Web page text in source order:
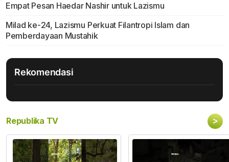
Empat Pesan Haedar Nashir untuk Lazismu
Milad ke-24, Lazismu Perkuat Filantropi Islam dan
Pemberdayaan Mustahik
Rekomendasi
Republika TV >